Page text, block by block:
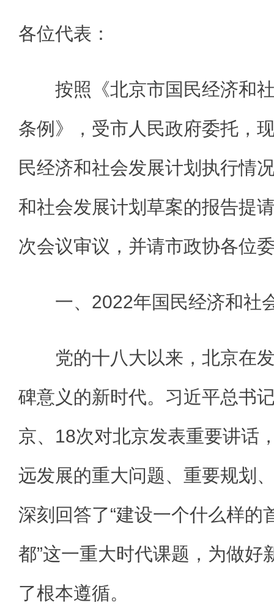
各位代表：
按照《北京市国民经济和社
条例》，受市人民政府委托，
民经济和社会发展计划执行情
和社会发展计划草案的报告提
次会议审议，并请市政协各位
一、2022年国民经济和社
党的十八大以来，北京在发
碑意义的新时代。习近平总书
京、18次对北京发表重要讲话
远发展的重大问题、重要规划
深刻回答了“建设一个什么样的
都”这一重大时代课题，为做好
了根本遵循。